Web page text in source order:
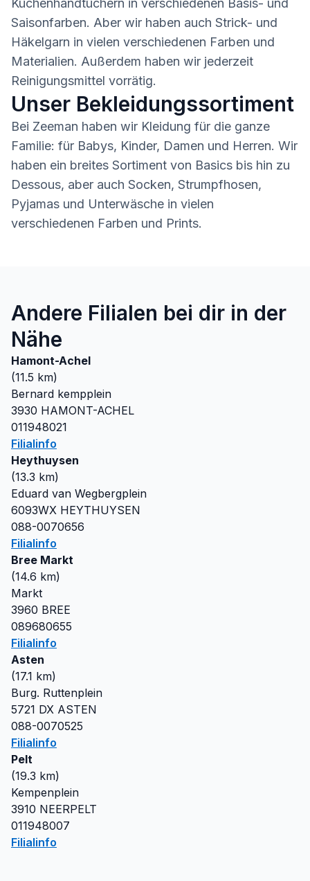
Küchenhandtüchern in verschiedenen Basis- und
Saisonfarben. Aber wir haben auch Strick- und
Häkelgarn in vielen verschiedenen Farben und
Materialien. Außerdem haben wir jederzeit
Reinigungsmittel vorrätig.
Unser Bekleidungssortiment
Bei Zeeman haben wir Kleidung für die ganze
Familie: für Babys, Kinder, Damen und Herren. Wir
haben ein breites Sortiment von Basics bis hin zu
Dessous, aber auch Socken, Strumpfhosen,
Pyjamas und Unterwäsche in vielen
verschiedenen Farben und Prints.
Andere Filialen bei dir in der
Nähe
Hamont-Achel
(11.5 km)
Bernard kempplein
3930 HAMONT-ACHEL
011948021
Filialinfo
Heythuysen
(13.3 km)
Eduard van Wegbergplein
6093WX HEYTHUYSEN
088-0070656
Filialinfo
Bree Markt
(14.6 km)
Markt
3960 BREE
089680655
Filialinfo
Asten
(17.1 km)
Burg. Ruttenplein
5721 DX ASTEN
088-0070525
Filialinfo
Pelt
(19.3 km)
Kempenplein
3910 NEERPELT
011948007
Filialinfo